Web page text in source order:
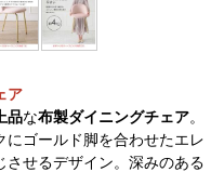
ア
上品な布製ダイニングチェア。
にゴールド脚を合わせたエレ
させるデザイン。深みのある